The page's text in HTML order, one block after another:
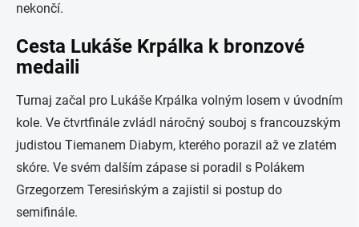
nekončí.
Cesta Lukáše Krpálka k bronzové
medaili
Turnaj začal pro Lukáše Krpálka volným losem v úvodním
kole. Ve čtvrtfinále zvládl náročný souboj s francouzským
judistou Tiemanem Diabym, kterého porazil až ve zlatém
skóre. Ve svém dalším zápase si poradil s Polákem
Grzegorzem Teresińským a zajistil si postup do
semifinále.